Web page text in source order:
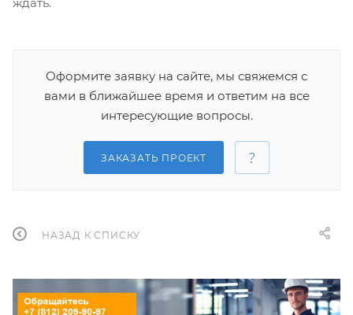
Оформите заявку на сайте, мы свяжемся с
вами в ближайшее время и ответим на все
интересующие вопросы.
ЗАКАЗАТЬ ПРОЕКТ
НАЗАД К СПИСКУ